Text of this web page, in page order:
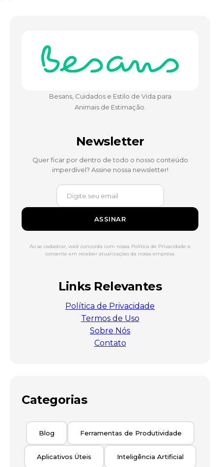
Besans, Cuidados e Estilo de Vida para
Animais de Estimação.
Newsletter
Quer ficar por dentro de todo o nosso conteúdo
imperdível? Assine nossa newsletter!
ASSINAR
Ao se cadastrar, você concorda com nossa Política de Privacidade e
consente em receber atualizações da nossa empresa.
Links Relevantes
Política de Privacidade
Termos de Uso
Sobre Nós
Contato
Categorias
Blog Ferramentas de Produtividade
Aplicativos Úteis Inteligência Artificial